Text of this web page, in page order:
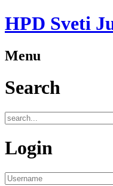
HPD Sveti
Menu
Search
Login